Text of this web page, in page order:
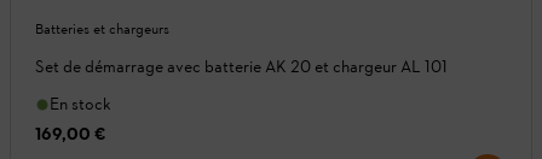
Batteries et chargeurs
Set de démarrage avec batterie AK 20 et chargeur AL 101
En stock
169,00 €